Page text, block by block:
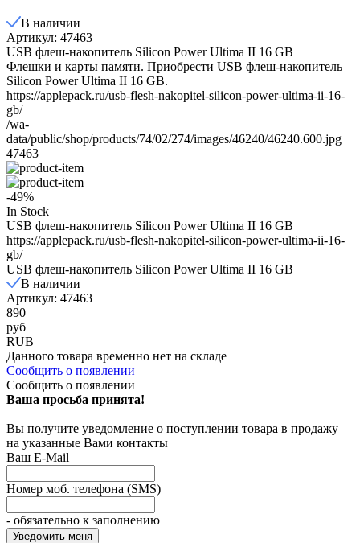
В наличии
Артикул: 47463
USB флеш-накопитель Silicon Power Ultima II 16 GB
Флешки и карты памяти. Приобрести USB флеш-накопитель
Silicon Power Ultima II 16 GB.
https://applepack.ru/usb-flesh-nakopitel-silicon-power-ultima-ii-16-
gb/
/wa-
data/public/shop/products/74/02/274/images/46240/46240.600.jpg
47463
-49%
In Stock
USB флеш-накопитель Silicon Power Ultima II 16 GB
https://applepack.ru/usb-flesh-nakopitel-silicon-power-ultima-ii-16-
gb/
USB флеш-накопитель Silicon Power Ultima II 16 GB
В наличии
Артикул: 47463
890
руб
RUB
Данного товара временно нет на складе
Сообщить о появлении
Сообщить о появлении
Ваша просьба принята!
Вы получите уведомление о поступлении товара в продажу
на указанные Вами контакты
Ваш E-Mail
Номер моб. телефона (SMS)
- обязательно к заполнению